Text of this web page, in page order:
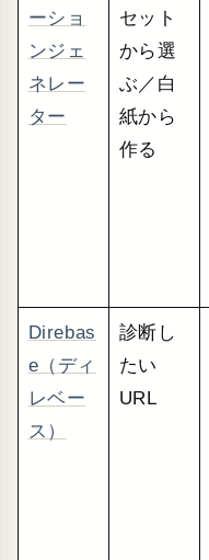
ーショ
ンジェ
ネレー
ター
セット
から選
ぶ／白
紙から
作る
Direbas
e（ディ
レベー
ス）
診断し
たい
URL